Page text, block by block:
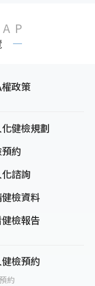
政策
健檢規劃
約
諮詢
檢資料
檢報告
檢預約
約